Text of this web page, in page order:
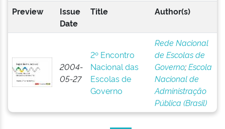
Preview
Issue
Date
Title Author(s)
2004-
05-27
2º Encontro
Nacional das
Escolas de
Governo
Rede Nacional
de Escolas de
Governo;Escola
Nacional de
Administração
Pública (Brasil)